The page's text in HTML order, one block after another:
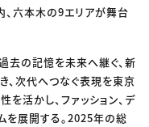
、六本木の9エリアが舞台
の記憶を未来へ継ぐ、新
、次代へつなぐ表現を東京
活かし、ファッション、デ
を展開する。2025年の総